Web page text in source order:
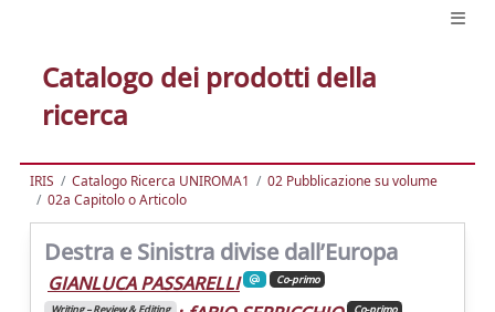
Catalogo dei prodotti della
ricerca
IRIS Catalogo Ricerca UNIROMA1
02 Pubblicazione su volume
02a Capitolo o Articolo
Destra e Sinistra divise dall’Europa
GIANLUCA PASSARELLI Co-primo